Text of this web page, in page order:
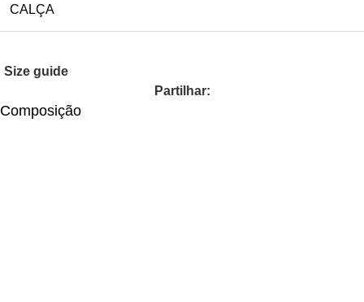
CALÇA
Size guide
Partilhar:
Composição